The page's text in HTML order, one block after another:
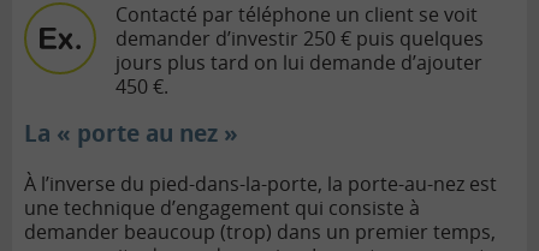
Contacté par téléphone un client se voit
demander d’investir 250 € puis quelques
jours plus tard on lui demande d’ajouter
450 €.
La « porte au nez »
À l’inverse du pied-dans-la-porte, la porte-au-nez est
une technique d’engagement qui consiste à
demander beaucoup (trop) dans un premier temps,